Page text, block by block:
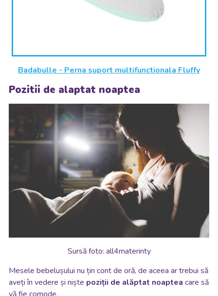
Badabulle - Perna suport multifunctionala Fluffy
Pozitii de alaptat noaptea
Sursă foto: all4materinty
Mesele bebelușului nu țin cont de oră, de aceea ar trebui să
aveți în vedere și niște poziții de alăptat noaptea care să